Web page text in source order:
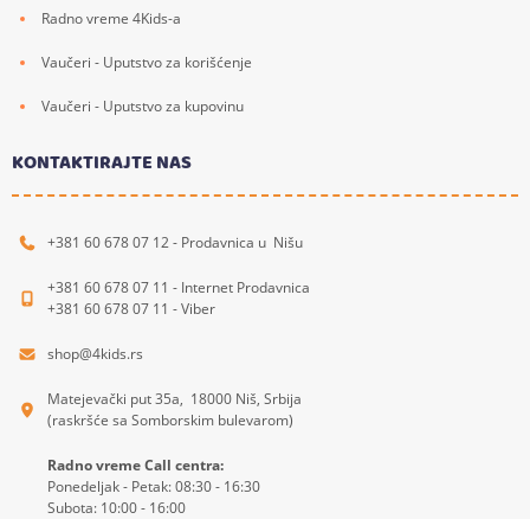
Radno vreme 4Kids-a
Vaučeri - Uputstvo za korišćenje
Vaučeri - Uputstvo za kupovinu
KONTAKTIRAJTE NAS
+381 60 678 07 12 - Prodavnica u Nišu
+381 60 678 07 11 - Internet Prodavnica
+381 60 678 07 11 - Viber
shop@4kids.rs
Matejevački put 35a, 18000 Niš, Srbija
(raskršće sa Somborskim bulevarom)
Radno vreme Call centra:
Ponedeljak - Petak: 08:30 - 16:30
Subota: 10:00 - 16:00